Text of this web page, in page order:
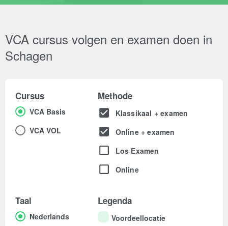
VCA cursus volgen en examen doen in
Schagen
Cursus
VCA Basis
VCA VOL
Methode
Klassikaal + examen
Online + examen
Los Examen
Online
Taal
Nederlands
Legenda
Voordeellocatie